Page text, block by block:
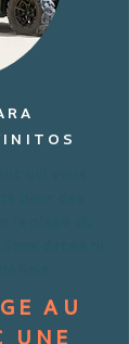
AU